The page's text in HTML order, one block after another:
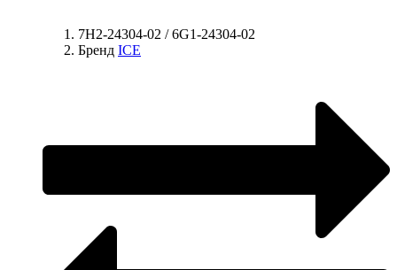
7H2-24304-02 / 6G1-24304-02
Бренд ICE